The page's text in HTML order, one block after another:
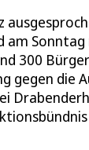
am Sonntag
300
gegen die